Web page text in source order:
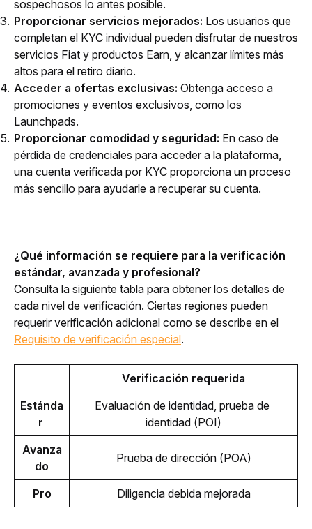
sospechosos lo antes posible.
Proporcionar servicios mejorados: Los usuarios que
completan el KYC individual pueden disfrutar de nuestros
servicios Fiat y productos Earn, y alcanzar límites más
altos para el retiro diario.
Acceder a ofertas exclusivas: Obtenga acceso a
promociones y eventos exclusivos, como los
Launchpads.
Proporcionar comodidad y seguridad: En caso de
pérdida de credenciales para acceder a la plataforma,
una cuenta verificada por KYC proporciona un proceso
más sencillo para ayudarle a recuperar su cuenta.
¿Qué información se requiere para la verificación
estándar, avanzada y profesional?
Consulta la siguiente tabla para obtener los detalles de
cada nivel de verificación. Ciertas regiones pueden
Requisito de verificación especial.
Verificación requerida
Estánda
r
Evaluación de identidad, prueba de
identidad (POI)
Avanza
do
Prueba de dirección (POA)
Pro Diligencia debida mejorada